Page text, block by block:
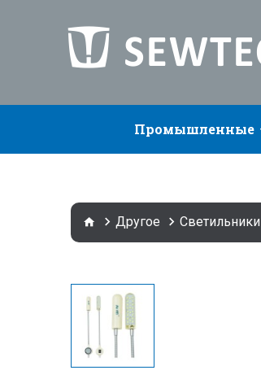
Промышленные
Другое Светильники